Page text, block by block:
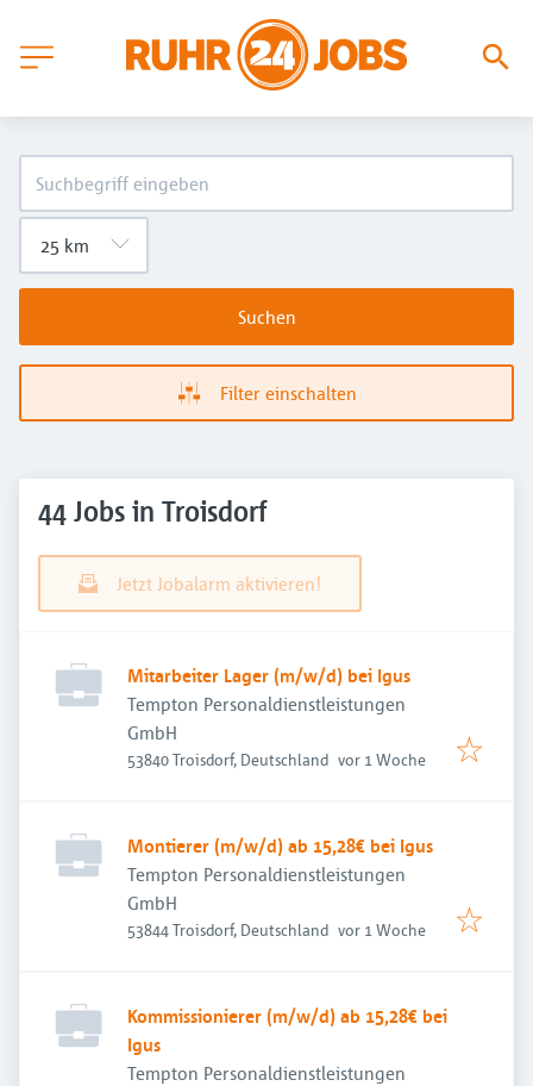
Suchen
Filter einschalten
44 Jobs in Troisdorf
Jetzt Jobalarm aktivieren!
Mitarbeiter Lager (m/w/d) bei Igus
Tempton Personaldienstleistungen
GmbH
53840 Troisdorf, Deutschland Veröffentlicht
vor 1 Woche
Montierer (m/w/d) ab 15,28€ bei Igus
Tempton Personaldienstleistungen
GmbH
53844 Troisdorf, Deutschland Veröffentlicht
vor 1 Woche
Kommissionierer (m/w/d) ab 15,28€ bei
Igus
Tempton Personaldienstleistungen